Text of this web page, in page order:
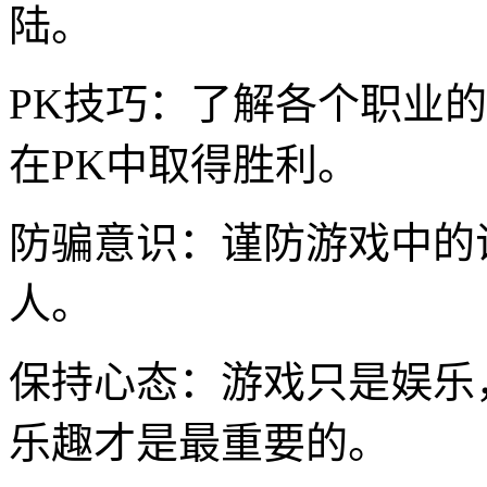
陆。
PK技巧：了解各个职业
在PK中取得胜利。
防骗意识：谨防游戏中
人。
保持心态：游戏只是娱
乐趣才是最重要的。